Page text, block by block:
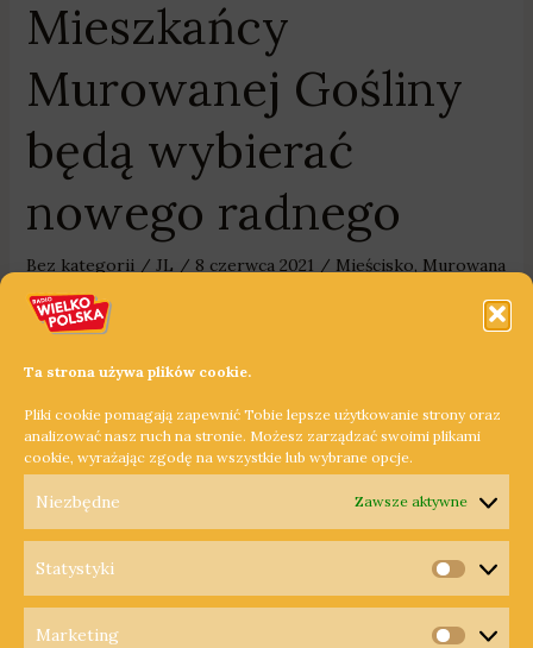
Ta strona używa plików cookie.
Pliki cookie pomagają zapewnić Tobie lepsze użytkowanie strony oraz
analizować nasz ruch na stronie. Możesz zarządzać swoimi plikami
cookie, wyrażając zgodę na wszystkie lub wybrane opcje.
Niezbędne Zawsze aktywne
Statystyki
Marketing
Mieszkańcy
Murowanej Gośliny
będą wybierać
nowego radnego
Bez kategorii / JL / 8 czerwca 2021 / Mieścisko, Murowana
wybory,Zaniemyśl
do urn i będą wybierać nowego radnego. To nie jedyne
wybory, które odbędą się w niedzielę w Wielkopolsce.
Dowiedz się więcej »